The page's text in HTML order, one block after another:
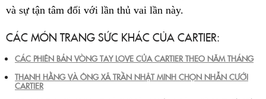
và sự tận tâm đối với lần thủ vai lần này.
CÁC MÓN TRANG SỨC KHÁC CỦA CARTIER:
CÁC PHIÊN BẢN VÒNG TAY LOVE CỦA CARTIER THEO NĂM THÁNG
THANH HẰNG VÀ ÔNG XÃ TRẦN NHẬT MINH CHỌN NHẪN CƯỚI
CARTIER